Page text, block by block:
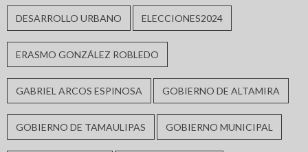
DESARROLLO URBANO ELECCIONES2024
ERASMO GONZÁLEZ ROBLEDO
GABRIEL ARCOS ESPINOSA GOBIERNO DE ALTAMIRA
GOBIERNO DE TAMAULIPAS GOBIERNO MUNICIPAL